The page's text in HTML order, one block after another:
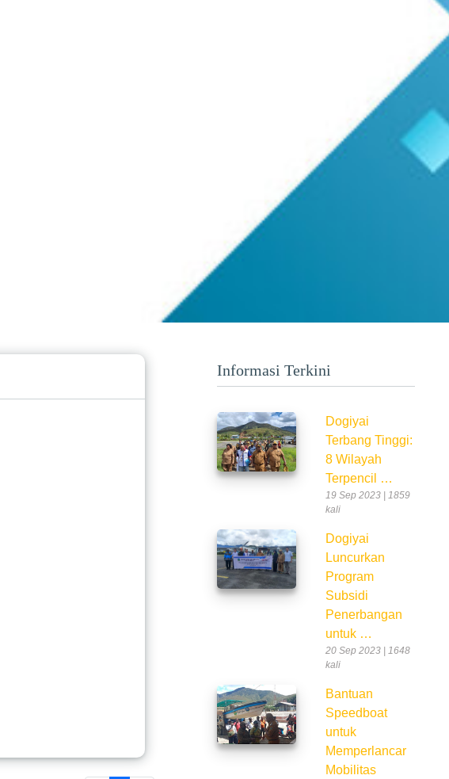
Informasi Terkini
Dogiyai
Terbang Tinggi:
8 Wilayah
Terpencil …
19 Sep 2023 | 1859
kali
Dogiyai
Luncurkan
Program
Subsidi
Penerbangan
untuk …
20 Sep 2023 | 1648
kali
Bantuan
Speedboat
untuk
Memperlancar
Mobilitas